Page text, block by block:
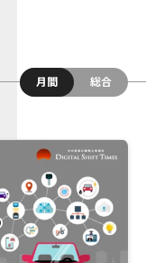
月間
総合